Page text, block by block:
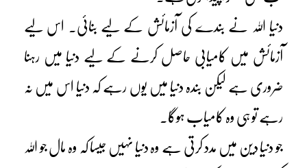
دنیا اللہ نے بندے کی آزمائش کے لیے بنائی۔ اس لیے
آزمائش میں کامیابی حاصل کرنے کے لیے دنیا میں رہنا
ضروری ہے لیکن بندہ دنیا میں یوں رہے کہ دنیا اس میں نہ
رہے تو ہی وہ کامیاب ہوگا۔
جو دنیا دین میں مدد کرتی ہے وہ دنیا نہیں جیسا کہ وہ مال جو اللہ